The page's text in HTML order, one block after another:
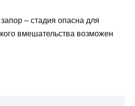
– стадия опасна для
вмешательства возможен